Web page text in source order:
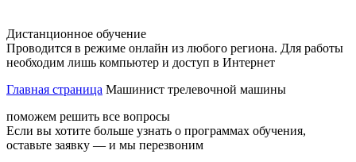
Дистанционное обучение
Проводится в режиме онлайн из любого региона. Для работы
необходим лишь компьютер и доступ в Интернет
Главная страница Машинист трелевочной машины
поможем решить все вопросы
Если вы хотите больше узнать о программах обучения,
оставьте заявку — и мы перезвоним